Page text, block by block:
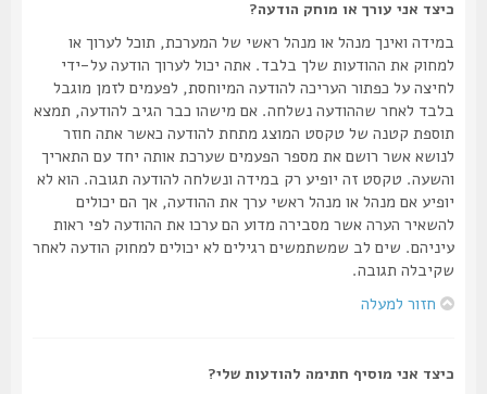
כיצד אני עורך או מוחק הודעה?
במידה ואינך מנהל או מנהל ראשי של המערכת, תוכל לערוך או
למחוק את ההודעות שלך בלבד. אתה יכול לערוך הודעה על-ידי
לחיצה על כפתור העריכה להודעה המיוחסת, לפעמים לזמן מוגבל
בלבד לאחר שההודעה נשלחה. אם מישהו כבר הגיב להודעה, תמצא
תוספת קטנה של טקסט המוצג מתחת להודעה כאשר אתה חוזר
לנושא אשר רושם את מספר הפעמים שערכת אותה יחד עם התאריך
והשעה. טקסט זה יופיע רק במידה ונשלחה להודעה תגובה. הוא לא
יופיע אם מנהל או מנהל ראשי ערך את ההודעה, אך הם יכולים
להשאיר הערה אשר מסבירה מדוע הם ערכו את ההודעה לפי ראות
עיניהם. שים לב שמשתמשים רגילים לא יכולים למחוק הודעה לאחר
שקיבלה תגובה.
חזור למעלה
כיצד אני מוסיף חתימה להודעות שלי?